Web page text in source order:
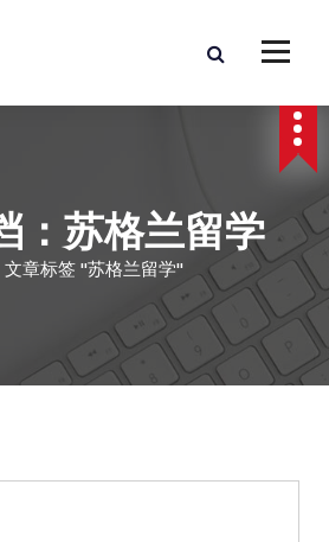
：苏格兰留学
文章标签 "苏格兰留学"